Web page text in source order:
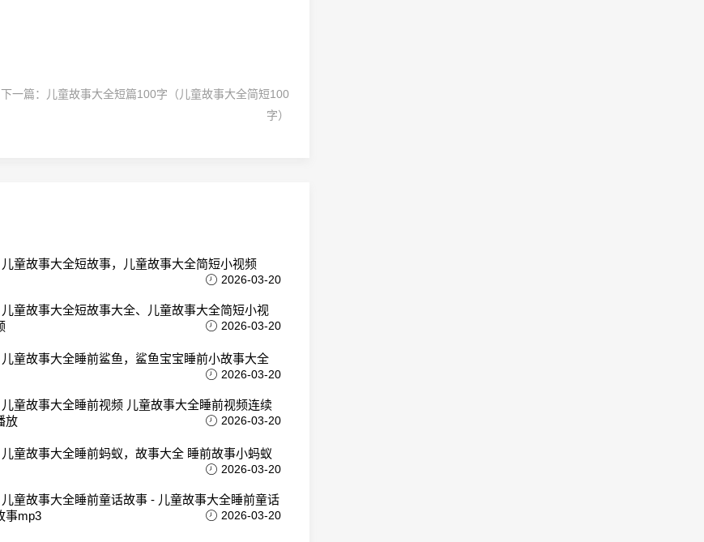
下一篇：
儿童故事大全短篇100字（儿童故事大全简短100
字）
儿童故事大全短故事，儿童故事大全简短小视频
2026-03-20
儿童故事大全短故事大全、儿童故事大全简短小视
2026-03-20
儿童故事大全睡前鲨鱼，鲨鱼宝宝睡前小故事大全
2026-03-20
儿童故事大全睡前视频 儿童故事大全睡前视频连续
放
2026-03-20
儿童故事大全睡前蚂蚁，故事大全 睡前故事小蚂蚁
2026-03-20
儿童故事大全睡前童话故事 - 儿童故事大全睡前童话
事mp3
2026-03-20